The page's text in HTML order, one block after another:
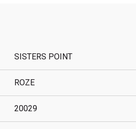
SISTERS POINT
ROZE
20029